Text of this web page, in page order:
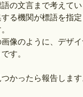
の文言まで考えて
る機関が標語を指
像のように、デザ
す。
かったら報告します